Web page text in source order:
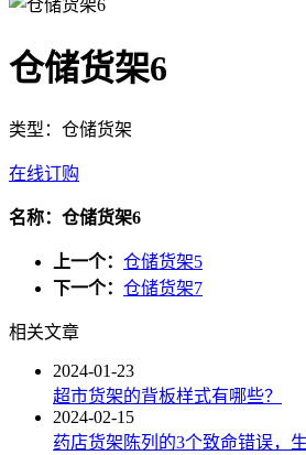
仓储货架6
类型：仓储货架
在线订购
名称：仓储货架6
上一个： 仓储货架5
下一个： 仓储货架7
相关文章
2024-01-23
超市货架的背板样式有哪些？
2024-02-15
药店货架陈列的3个致命错误，